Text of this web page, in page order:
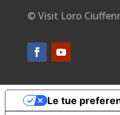
© Visit Loro
Le tue